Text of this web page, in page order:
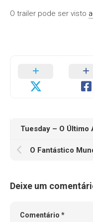
O trailer pode ser visto
Tuesday – O Último
O Fantástico
Deixe um
Comentário *